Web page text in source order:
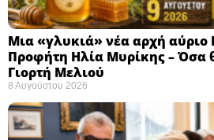
Μια «γλυκιά» νέα αρχή αύριο
Προφήτη Ηλία Μυρίκης – Όσα
Γιορτή Μελιού
8 Αυγούστου 2026